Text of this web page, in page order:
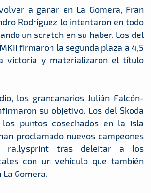
a ganar en La Gomera, Fran
Rodríguez lo intentaron en todo
un scratch en su haber. Los del
firmaron la segunda plaza a 4,5
victoria y materializaron el título
los grancanarios Julián Falcón-
su objetivo. Los del Skoda
los puntos cosechados en la isla
proclamado nuevos campeones
rallysprint tras deleitar a los
con un vehículo que también
Gomera.